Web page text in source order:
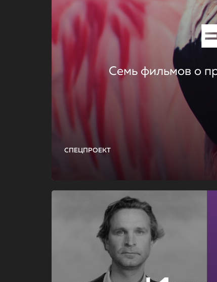
СПЕЦПРОЕКТ
Семь фильмов о